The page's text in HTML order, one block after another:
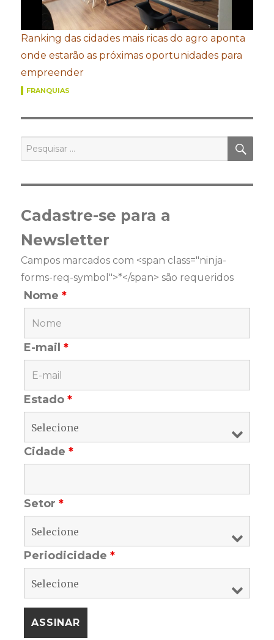
Ranking das cidades mais ricas do agro aponta
onde estarão as próximas oportunidades para
empreender
FRANQUIAS
por:
Cadastre-se para a
Newsletter
Campos marcados com <span class="ninja-
forms-req-symbol">*</span> são requeridos
Nome*
E-mail*
Estado*
Cidade*
Setor*
Periodicidade*